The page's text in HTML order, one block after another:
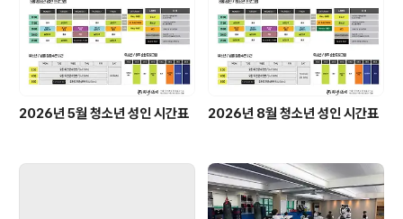
2026년 5월 청소년 성인 시간표 2026년 8월 청소년 성인 시간표